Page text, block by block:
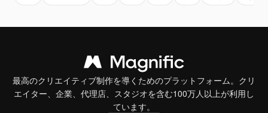
最高のクリエイティブ制作を導くためのプラットフォーム。クリ
エイター、企業、代理店、スタジオを含む100万人以上が利用し
ています。